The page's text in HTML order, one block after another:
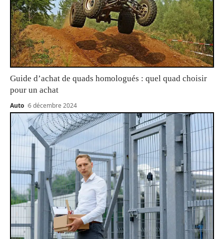
Guide d’achat de quads homologués : quel quad choisir
pour un achat
Auto 6 décembre 2024